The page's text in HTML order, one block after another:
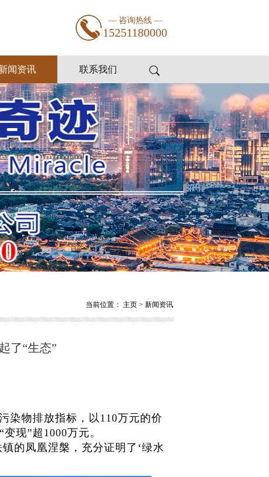
— 咨询热线 —
15251180000
闻资讯 联系我们
当前位置： 主页 > 新闻资讯
了“生态”
染物排放指标，以110万元的价
现”超1000万元。
的凤凰涅槃，充分证明了‘绿水